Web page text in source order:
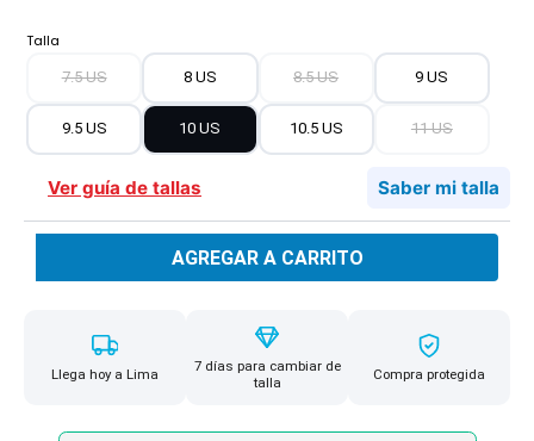
Talla
7.5 US 8 US 8.5 US 9 US
9.5 US 10 US 10.5 US 11 US
Ver guía de tallas Saber mi talla
AGREGAR A CARRITO
Llega hoy a Lima
7 días para cambiar de
talla
Compra protegida